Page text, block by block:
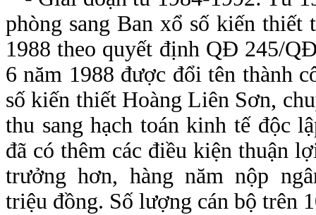
phòng sang Ban xổ số kiến thiết
1988 theo quyết định QĐ 245/
6 năm 1988 được đổi tên thành
số kiến thiết Hoàng Liên Sơn,
thu sang hạch toán kinh tế độc
đã có thêm các điều kiện thuận
trưởng hơn, hàng năm nộp
triệu đồng. Số lượng cán bộ trên